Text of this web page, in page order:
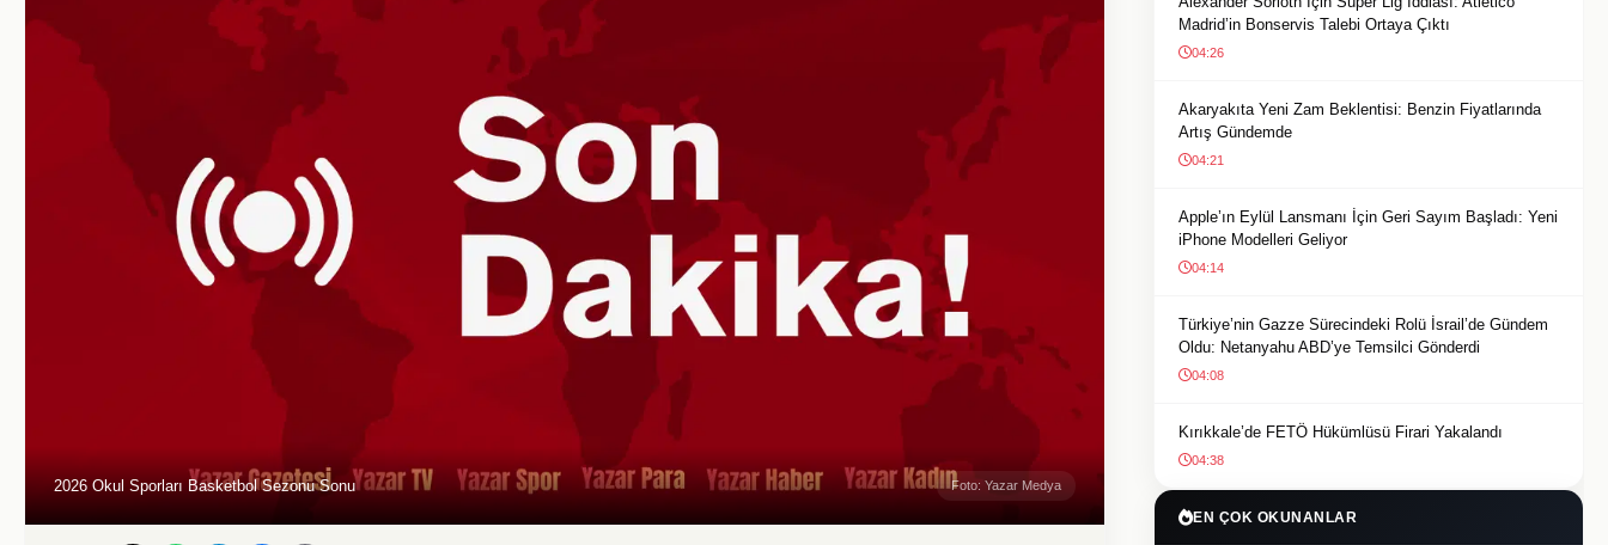
2026 Okul Sporları Basketbol Sezonu Sonu Foto: Yazar Medya
Madrid’in Bonservis Talebi Ortaya Çıktı
04:26
Akaryakıta Yeni Zam Beklentisi: Benzin Fiyatlarında
Artış Gündemde
04:21
Apple’ın Eylül Lansmanı İçin Geri Sayım Başladı: Yeni
iPhone Modelleri Geliyor
04:14
Türkiye’nin Gazze Sürecindeki Rolü İsrail’de Gündem
Oldu: Netanyahu ABD’ye Temsilci Gönderdi
04:08
Kırıkkale’de FETÖ Hükümlüsü Firari Yakalandı
04:38
EN ÇOK OKUNANLAR